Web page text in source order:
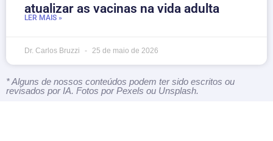
atualizar as vacinas na vida adulta
LER MAIS »
Dr. Carlos Bruzzi 25 de maio de 2026
* Alguns de nossos conteúdos podem ter sido escritos ou
revisados por IA. Fotos por Pexels ou Unsplash.